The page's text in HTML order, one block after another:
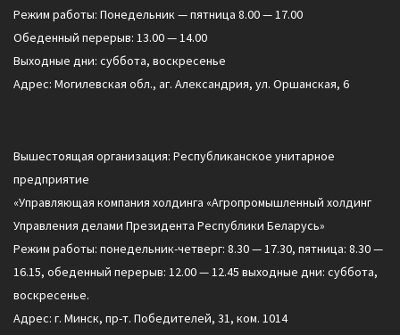
Режим работы: Понедельник — пятница 8.00 — 17.00
Обеденный перерыв: 13.00 — 14.00
Выходные дни: суббота, воскресенье
Адрес: Могилевская обл., аг. Александрия, ул. Оршанская, 6
Вышестоящая организация: Республиканское унитарное
предприятие
«Управляющая компания холдинга «Агропромышленный холдинг
Управления делами Президента Республики Беларусь»
Режим работы: понедельник-четверг: 8.30 — 17.30, пятница: 8.30 —
16.15, обеденный перерыв: 12.00 — 12.45 выходные дни: суббота,
воскресенье.
Адрес: г. Минск, пр-т. Победителей, 31, ком. 1014